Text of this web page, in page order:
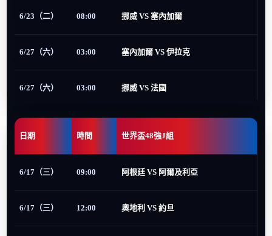
6/23（二） 08:00 挪威 VS 塞內加爾
6/27（六） 03:00 塞內加爾 VS 伊拉克
6/27（六） 03:00 挪威 VS 法國
日期 時間 世界盃48強J組
6/17（三） 09:00 阿根廷 VS 阿爾及利亞
6/17（三） 12:00 奧地利 VS 約旦